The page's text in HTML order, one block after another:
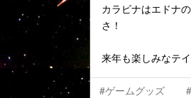
カラビナはエドナ
さ！
来年も楽しみなテ
#ゲームグッズ